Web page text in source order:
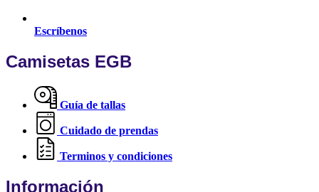
Escríbenos
Camisetas EGB
Guía de tallas
Cuidado de prendas
Terminos y condiciones
Información